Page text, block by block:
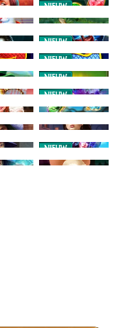
NIEUW
NIEUW
NIEUW
NIEUW
NIEUW
NIEUW